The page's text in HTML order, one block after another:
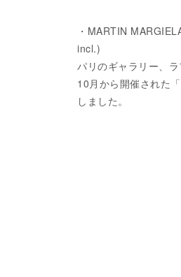
・MARTIN
incl.)
パリのギャラリー、
10月から開催された
しました。